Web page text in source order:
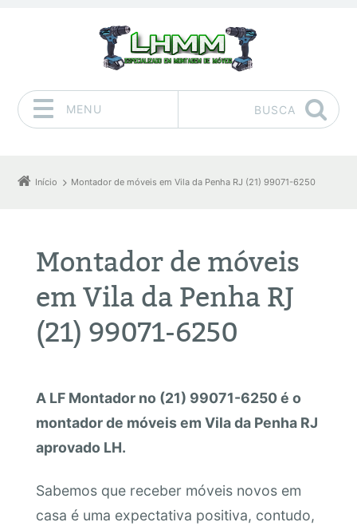
MENU BUSCA
Início Montador de móveis em Vila da Penha RJ (21) 99071-6250
Montador de móveis
em Vila da Penha RJ
(21) 99071-6250
A LF Montador no (21) 99071-6250 é o
montador de móveis em Vila da Penha RJ
aprovado LH.
Sabemos que receber móveis novos em
casa é uma expectativa positiva, contudo,